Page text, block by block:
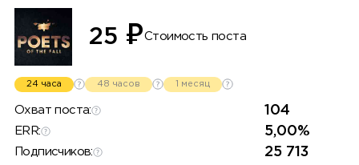
25 ₽Стоимость поста
24 часа 48 часов 1 месяц
Охват поста: 104
ERR: 5,00%
Подписчиков: 25 713